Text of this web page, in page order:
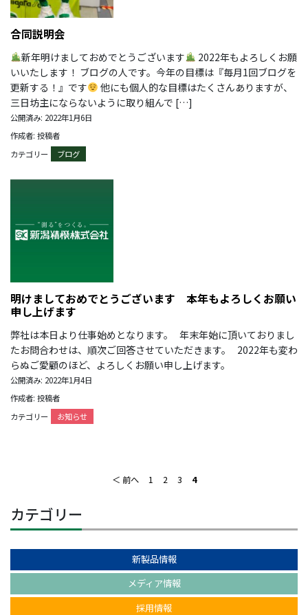
合同説明会
新年明けましておめでとうございます
2022年もよろしくお願
いいたします！ ブログの人です。今年の目標は『毎月1回ブログを
更新する！』です
他にも個人的な目標はたくさんありますが、
三日坊主にならないように取り組んで […]
公開済み: 2022年1月6日
作成者: 投稿者
カテゴリー
ブログ
明けましておめでとうございます 本年もよろしくお願い
申し上げます
弊社は本日より仕事始めとなります。 年末年始に頂いておりまし
たお問合わせは、順次ご回答させていただきます。 2022年も変わ
らぬご愛顧のほど、よろしくお願い申し上げます。
公開済み: 2022年1月4日
作成者: 投稿者
カテゴリー
お知らせ
＜ 前へ 1 2 3 4
カテゴリー
新製品情報
メディア情報
採用情報